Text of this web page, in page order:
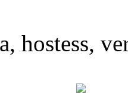
hostess,